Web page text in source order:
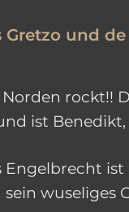
Gretzo und
Norden rockt!!
ist
Engelbrecht
sein wuseliges